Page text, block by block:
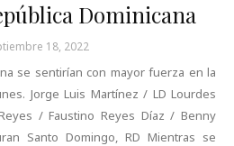
Dominicana
18, 2022
se sentirían con mayor fuerza en la
Jorge Luis Martínez / LD Lourdes
/ Faustino Reyes Díaz / Benny
Santo Domingo, RD Mientras se